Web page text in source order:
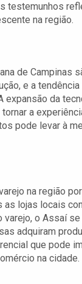
testemunhos
na região.
de Campinas
e a
expansão da
a
pode levar à
na região
lojas locais
o Assaí
adquiram
que pode
na cidade.